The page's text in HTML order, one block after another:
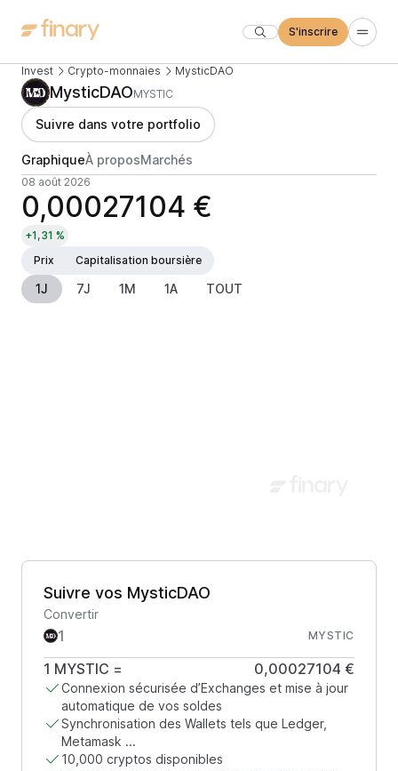
S'inscrire
Invest Crypto-monnaies MysticDAO
MysticDAOMYSTIC
Suivre dans votre portfolio
GraphiqueÀ proposMarchés
08 août 2026
0,00027104 €
+1,31 %
Prix
Capitalisation boursière
1J 7J 1M 1A TOUT
Suivre vos MysticDAO
Convertir
MYSTIC
1 MYSTIC = 0,00027104 €
Connexion sécurisée d’Exchanges et mise à jour
automatique de vos soldes
Synchronisation des Wallets tels que Ledger,
Metamask ...
10,000 cryptos disponibles